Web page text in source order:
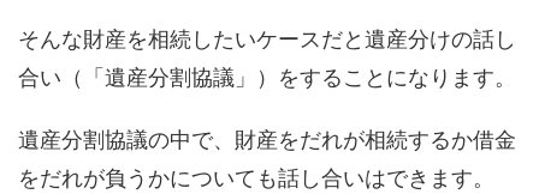
そんな財産を相続したいケースだと遺産分けの話し
合い（「遺産分割協議」）をすることになります。
遺産分割協議の中で、財産をだれが相続するか借金
をだれが負うかについても話し合いはできます。